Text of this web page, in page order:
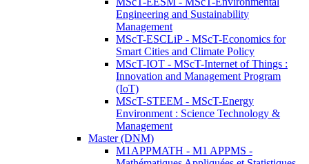
Engineering and Sustainability
Management
MScT-ESCLiP - MScT-Economics for
Smart Cities and Climate Policy
MScT-IOT - MScT-Internet of Things :
Innovation and Management Program
(IoT)
MScT-STEEM - MScT-Energy
Environment : Science Technology &
Management
Master (DNM)
M1APPMATH - M1 APPMS -